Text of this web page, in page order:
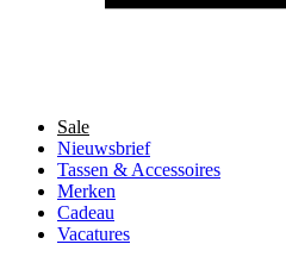
Sale
Nieuwsbrief
Tassen & Accessoires
Merken
Cadeau
Vacatures